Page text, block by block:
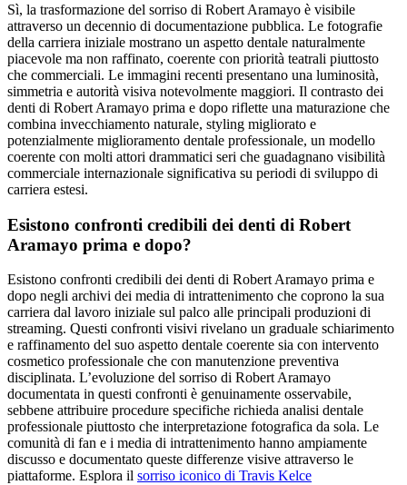
Sì, la trasformazione del sorriso di Robert Aramayo è visibile
attraverso un decennio di documentazione pubblica. Le fotografie
della carriera iniziale mostrano un aspetto dentale naturalmente
piacevole ma non raffinato, coerente con priorità teatrali piuttosto
che commerciali. Le immagini recenti presentano una luminosità,
simmetria e autorità visiva notevolmente maggiori. Il contrasto dei
denti di Robert Aramayo prima e dopo riflette una maturazione che
combina invecchiamento naturale, styling migliorato e
potenzialmente miglioramento dentale professionale, un modello
coerente con molti attori drammatici seri che guadagnano visibilità
commerciale internazionale significativa su periodi di sviluppo di
carriera estesi.
Esistono confronti credibili dei denti di Robert
Aramayo prima e dopo?
Esistono confronti credibili dei denti di Robert Aramayo prima e
dopo negli archivi dei media di intrattenimento che coprono la sua
carriera dal lavoro iniziale sul palco alle principali produzioni di
streaming. Questi confronti visivi rivelano un graduale schiarimento
e raffinamento del suo aspetto dentale coerente sia con intervento
cosmetico professionale che con manutenzione preventiva
disciplinata. L’evoluzione del sorriso di Robert Aramayo
documentata in questi confronti è genuinamente osservabile,
sebbene attribuire procedure specifiche richieda analisi dentale
professionale piuttosto che interpretazione fotografica da sola. Le
comunità di fan e i media di intrattenimento hanno ampiamente
discusso e documentato queste differenze visive attraverso le
piattaforme. Esplora il sorriso iconico di Travis Kelce